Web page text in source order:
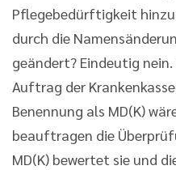
Pflegebedürftigkeit
durch die
geändert? Eindeutig
Auftrag der
Benennung als MD(K)
beauftragen die
MD(K) bewertet sie und